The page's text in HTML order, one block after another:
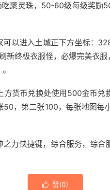
聚灵珠，50-60级每级奖励
可以进入土城正下方坐标：
新终极衣服怪，必爆完美衣
货币兑换处使用500金币兑
50，第二张100，每张地图每
力快捷键，综合服务，综
 赞(0)